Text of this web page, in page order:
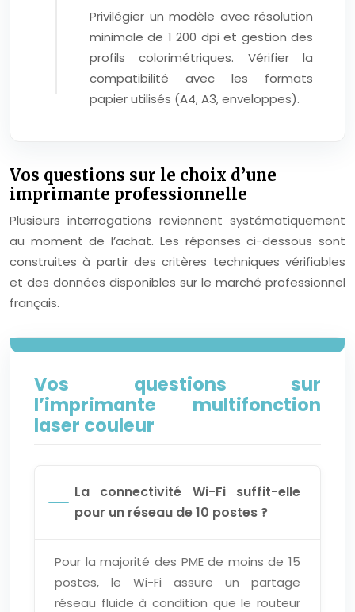
Privilégier un modèle avec résolution
minimale de 1 200 dpi et gestion des
profils colorimétriques. Vérifier la
compatibilité avec les formats
papier utilisés (A4, A3, enveloppes).
Vos questions sur le choix d’une
imprimante professionnelle
Plusieurs interrogations reviennent systématiquement
au moment de l’achat. Les réponses ci-dessous sont
construites à partir des critères techniques vérifiables
et des données disponibles sur le marché professionnel
français.
Vos questions sur
l’imprimante multifonction
laser couleur
La connectivité Wi-Fi suffit-elle
pour un réseau de 10 postes ?
Pour la majorité des PME de moins de 15
postes, le Wi-Fi assure un partage
réseau fluide à condition que le routeur